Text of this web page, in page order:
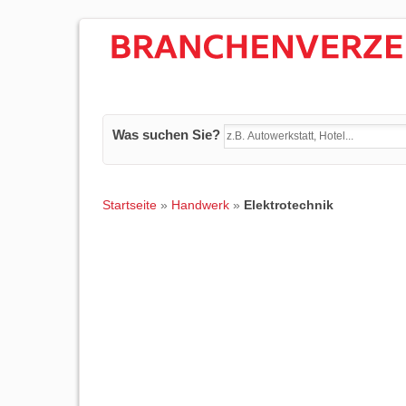
Was suchen Sie?
Startseite » Handwerk » Elektrotechnik